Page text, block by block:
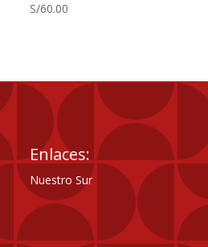
S/60.00
Enlaces:
Nuestro Sur